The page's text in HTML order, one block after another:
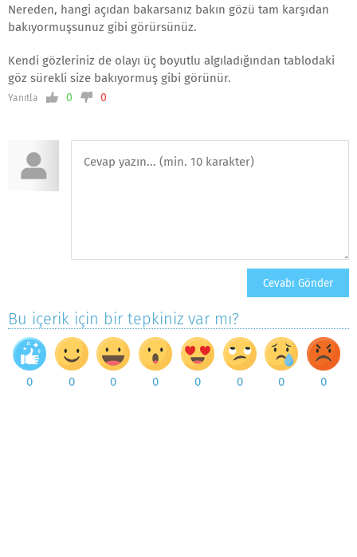
Nereden, hangi açıdan bakarsanız bakın gözü tam karşıdan
bakıyormuşsunuz gibi görürsünüz.
Kendi gözleriniz de olayı üç boyutlu algıladığından tablodaki
göz sürekli size bakıyormuş gibi görünür.
Yanıtla 0 0
Bu içerik için bir tepkiniz var mı?
0 0 0 0 0 0 0 0